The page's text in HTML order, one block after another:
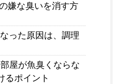
嫌な臭いを消す方
った原因は、調理
屋が魚臭くならな
るポイント